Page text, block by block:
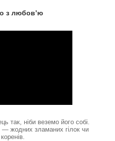
з любов’ю
так, ніби веземо його собі.
— жодних зламаних гілок чи